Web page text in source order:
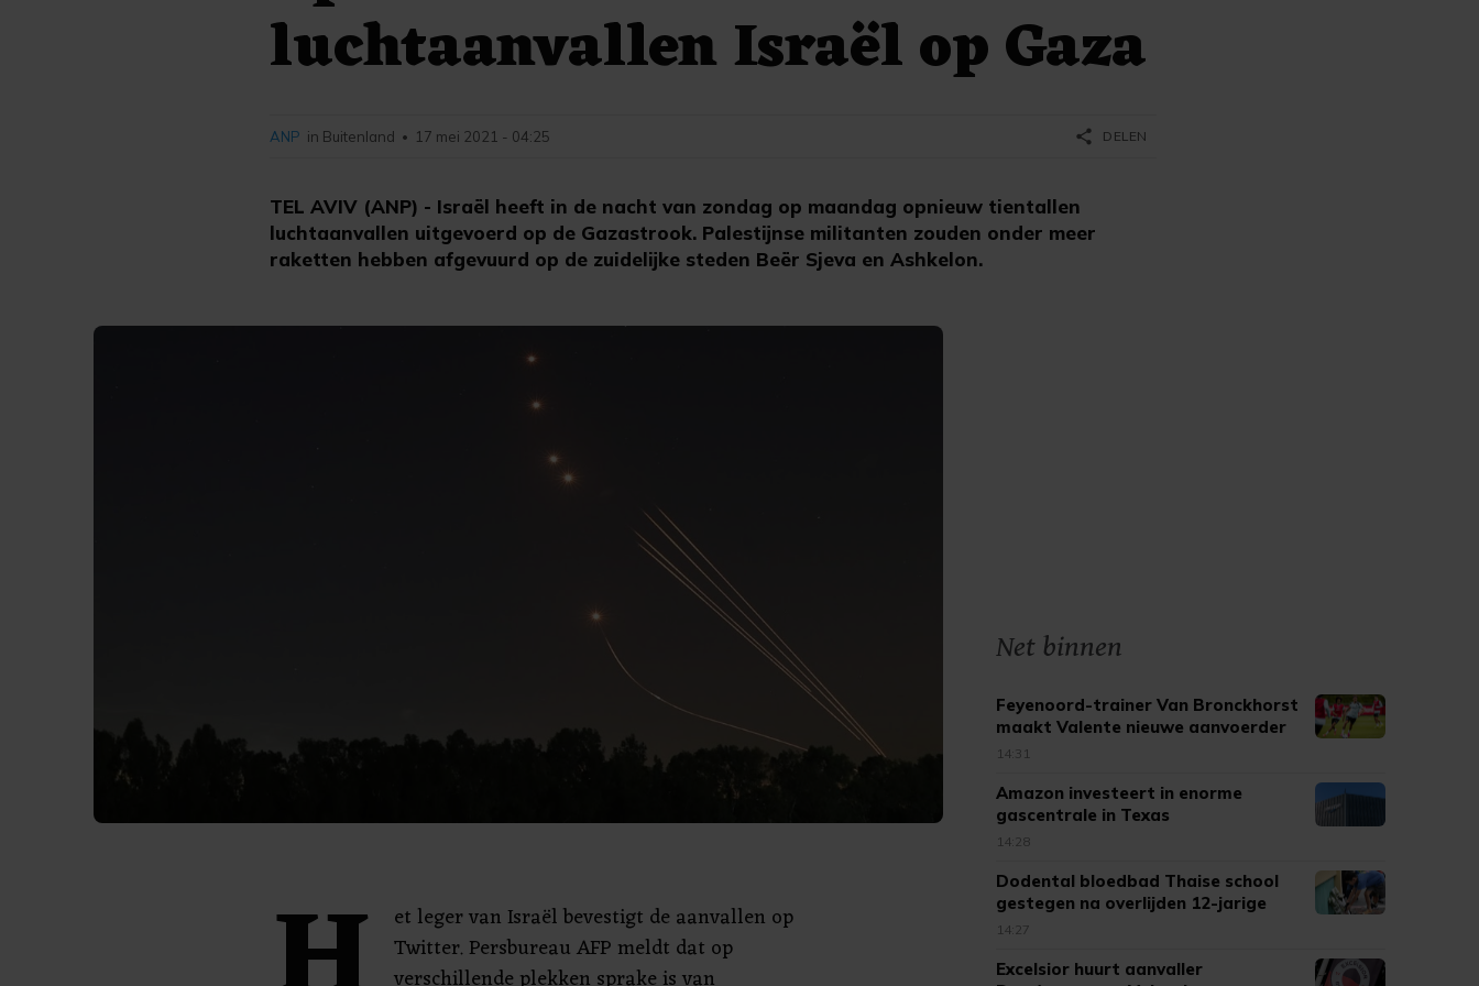
luchtaanvallen Israël op Gaza
TEL AVIV (ANP) - Israël heeft in de nacht van zondag op maandag opnieuw tientallen
luchtaanvallen uitgevoerd op de Gazastrook. Palestijnse militanten zouden onder meer
raketten hebben afgevuurd op de zuidelijke steden Beër Sjeva en Ashkelon.
ANP in Buitenland • 17 mei 2021 - 04:25 share DELEN
et leger van Israël bevestigt de aanvallen op
Twitter. Persbureau AFP meldt dat op
Net binnen
Feyenoord-trainer Van Bronckhorst
maakt Valente nieuwe aanvoerder
14:31
Amazon investeert in enorme
gascentrale in Texas
14:28
Dodental bloedbad Thaise school
gestegen na overlijden 12-jarige
14:27
Excelsior huurt aanvaller